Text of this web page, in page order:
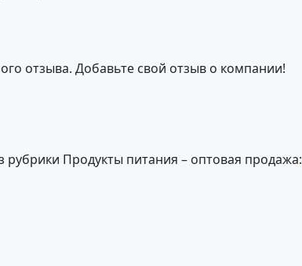
отзыва. Добавьте свой отзыв о компании!
рубрики Продукты питания – оптовая продажа: